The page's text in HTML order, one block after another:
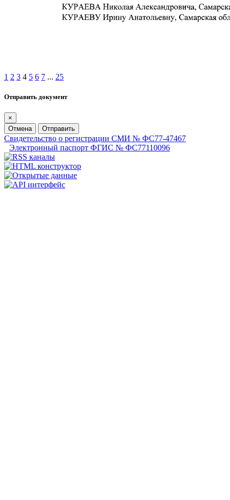
1 2 3 4 5 6 7 ... 25
Отправить документ
×
Отмена
Отправить
Свидетельство о регистрации СМИ № ФС77-47467
Электронный паспорт ФГИС № ФС77110096